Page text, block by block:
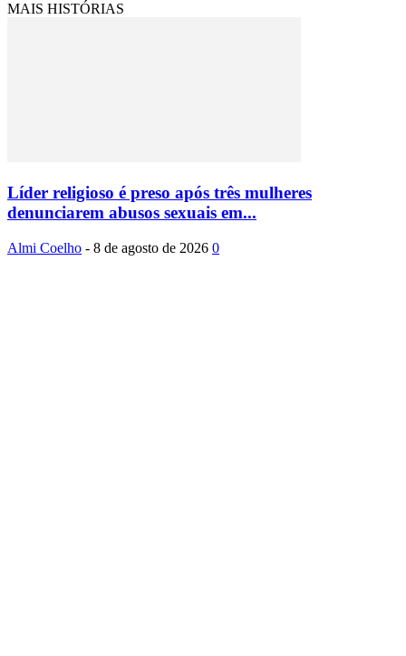
MAIS HISTÓRIAS
Líder religioso é preso após três mulheres
denunciarem abusos sexuais em...
Almi Coelho - 8 de agosto de 2026 0